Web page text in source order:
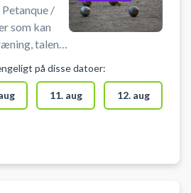
/
som kan
talent
på disse datoer:
11. aug 12. aug